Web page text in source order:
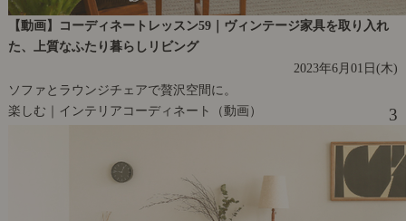
【動画】コーディネートレッスン59｜ヴィンテージ家具を取り入れ
た、上質なふたり暮らしリビング
2023年6月01日(木)
ソファとラウンジチェアで贅沢空間に。
楽しむ｜インテリアコーディネート（動画）
3